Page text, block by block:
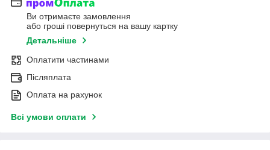
Ви отримаєте замовлення
або гроші повернуться на вашу картку
Детальніше
Оплатити частинами
Післяплата
Оплата на рахунок
Всі умови оплати